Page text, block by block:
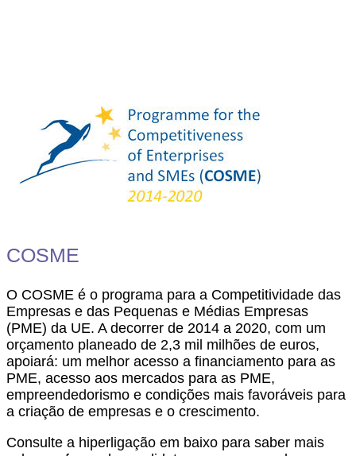
COSME
O COSME é o programa para a Competitividade das
Empresas e das Pequenas e Médias Empresas
(PME) da UE. A decorrer de 2014 a 2020, com um
orçamento planeado de 2,3 mil milhões de euros,
apoiará: um melhor acesso a financiamento para as
PME, acesso aos mercados para as PME,
empreendedorismo e condições mais favoráveis para
a criação de empresas e o crescimento.
Consulte a hiperligação em baixo para saber mais